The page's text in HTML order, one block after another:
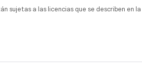
sujetas a las licencias que se describen en la